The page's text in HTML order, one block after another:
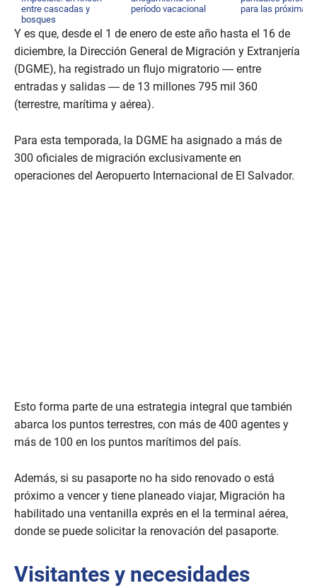
entre cascadas y
bosques
período vacacional
para las próximas
Y es que, desde el 1 de enero de este año hasta el 16 de
diciembre, la Dirección General de Migración y Extranjería
(DGME), ha registrado un flujo migratorio — entre
entradas y salidas — de 13 millones 795 mil 360
(terrestre, marítima y aérea).
Para esta temporada, la DGME ha asignado a más de
300 oficiales de migración exclusivamente en
operaciones del Aeropuerto Internacional de El Salvador.
Esto forma parte de una estrategia integral que también
abarca los puntos terrestres, con más de 400 agentes y
más de 100 en los puntos marítimos del país.
Además, si su pasaporte no ha sido renovado o está
próximo a vencer y tiene planeado viajar, Migración ha
habilitado una ventanilla exprés en el la terminal aérea,
donde se puede solicitar la renovación del pasaporte.
Visitantes y necesidades